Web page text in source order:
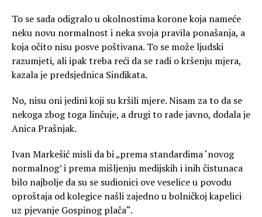
To se sada odigralo u okolnostima korone koja nameće
neku novu normalnost i neka svoja pravila ponašanja, a
koja očito nisu posve poštivana. To se može ljudski
razumjeti, ali ipak treba reći da se radi o kršenju mjera,
kazala je predsjednica Sindikata.
No, nisu oni jedini koji su kršili mjere. Nisam za to da se
nekoga zbog toga linčuje, a drugi to rade javno, dodala je
Anica Prašnjak.
Ivan Markešić misli da bi „prema standardima ‘novog
normalnog’ i prema mišljenju medijskih i inih čistunaca
bilo najbolje da su se sudionici ove veselice u povodu
oproštaja od kolegice našli zajedno u bolničkoj kapelici
uz pjevanje Gospinog plača“.